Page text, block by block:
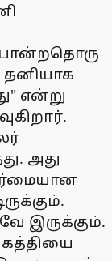
தனியாக
என்று
அது
இருக்கும்.